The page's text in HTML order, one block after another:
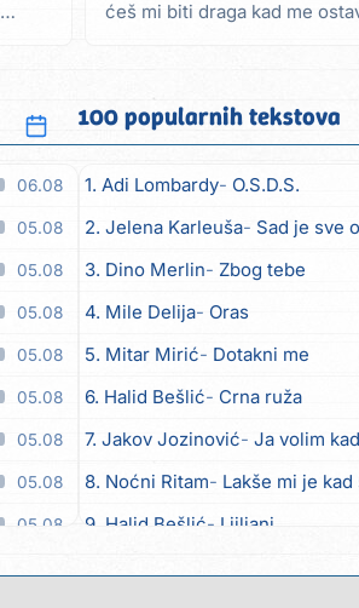
ćeš mi biti draga kad me
06.08
05.08
05.08
05.08
05.08
05.08
05.08
05.08
05.08
100 popularnih tekstova
1. Adi Lombardy O.S.D.S.
2. Jelena Karleuša Sad je sve
3. Dino Merlin Zbog tebe
4. Mile Delija Oras
5. Mitar Mirić Dotakni me
6. Halid Bešlić Crna ruža
7. Jakov Jozinović Ja volim
8. Noćni Ritam Lakše mi je kad
9. Halid Bešlić Ljiljani